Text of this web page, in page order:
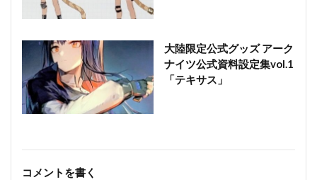
大陸限定公式グッズ アーク
ナイツ公式資料設定集vol.1
「テキサス」
コメントを書く